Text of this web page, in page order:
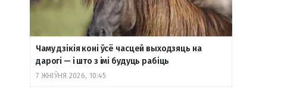
Чаму дзікія коні ўсё часцей выходзяць на
дарогі — і што з імі будуць рабіць
7 ЖНІЎНЯ 2026, 10:45